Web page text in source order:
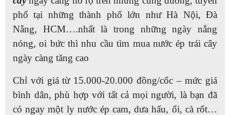
phố tại những thành phố lớn như Hà Nội, Đà
Nẵng, HCM….nhất là trong những ngày nắng
nóng, oi bức thì nhu cầu tìm mua nước ép trái cây
ngày càng tăng cao
Chỉ với giá từ 15.000-20.000 đồng/cốc – mức giá
bình dân, phù hợp với tất cả mọi người, là bạn đã
có ngay một ly nước ép cam, dưa hấu, ổi, cà rốt…